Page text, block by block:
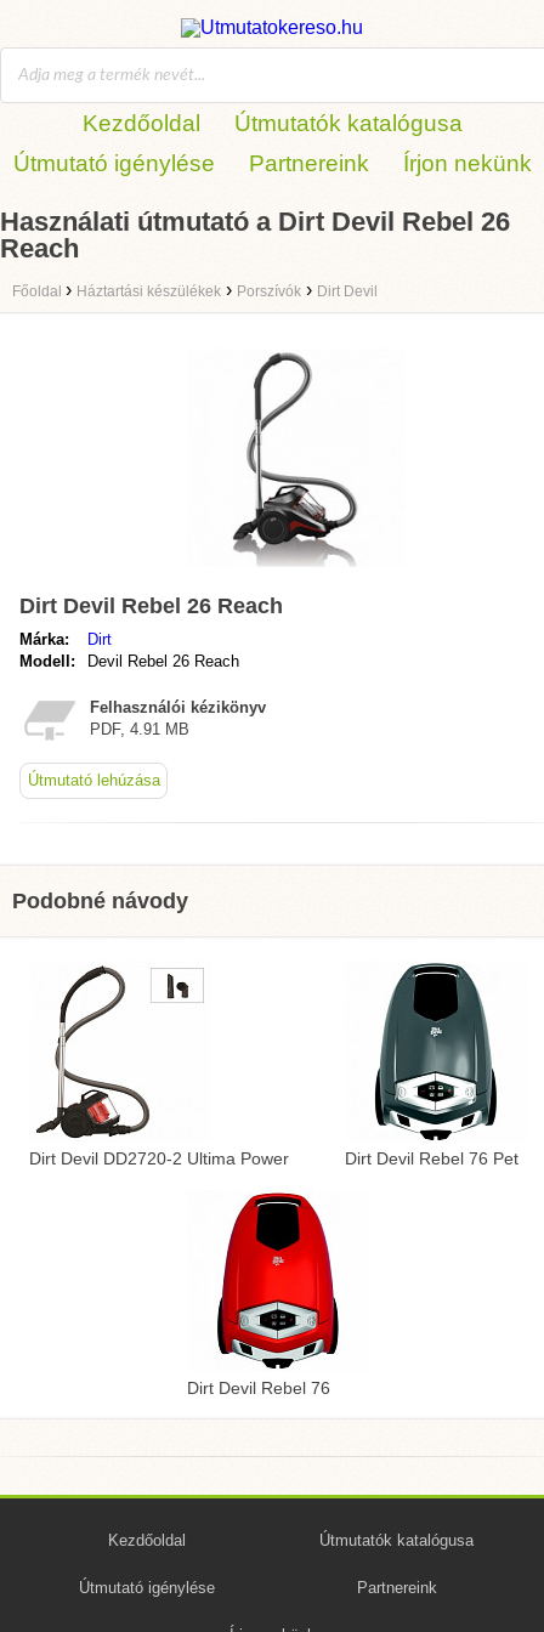
Kezdőoldal
Útmutatók katalógusa
Útmutató igénylése
Partnereink Írjon nekünk
Használati útmutató a Dirt Devil Rebel 26
Reach
Főoldal › Háztartási készülékek › Porszívók › Dirt Devil
Dirt Devil Rebel 26 Reach
Márka:
Dirt
Modell:
Devil Rebel 26 Reach
Felhasználói kézikönyv
PDF, 4.91 MB
Útmutató lehúzása
Podobné návody
Dirt Devil DD2720-2 Ultima Power Dirt Devil Rebel 76 Pet
Dirt Devil Rebel 76
Kezdőoldal Útmutatók katalógusa
Útmutató igénylése Partnereink